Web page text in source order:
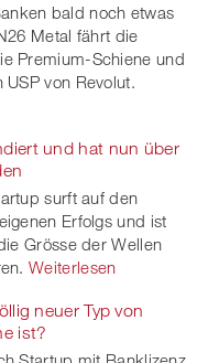
bald noch etwas
Metal fährt die
Premium-Schiene und
von Revolut.
und hat nun über
surft auf den
Erfolgs und ist
Grösse der Wellen
Weiterlesen
neuer Typ von
ist?